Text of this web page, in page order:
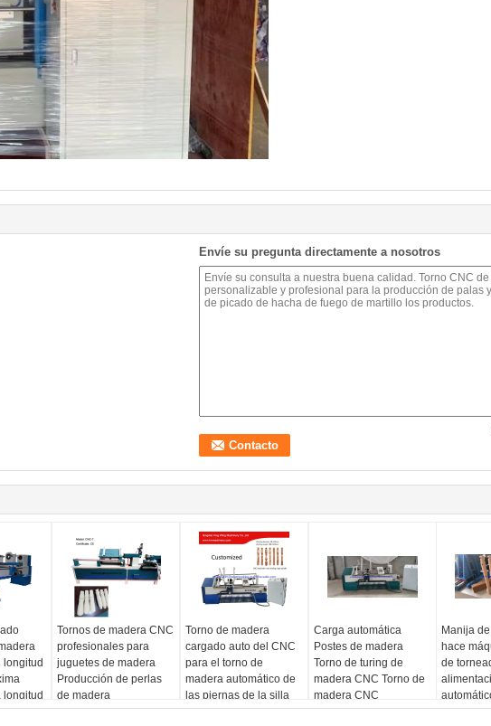
Envíe su pregunta directamente a nosotros
longitud
longitud
Tornos de madera CNC
profesionales para
juguetes de madera
Producción de perlas
de madera
Torno de madera
cargado auto del CNC
para el torno de
madera automático de
las piernas de la silla
Carga automática
Postes de madera
Torno de turing de
madera CNC Torno de
madera CNC
Manija
hace
de
del CNC